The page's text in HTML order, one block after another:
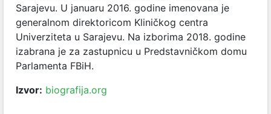
Sarajevu. U januaru 2016. godine imenovana je
generalnom direktoricom Kliničkog centra
Univerziteta u Sarajevu. Na izborima 2018. godine
izabrana je za zastupnicu u Predstavničkom domu
Parlamenta FBiH.
Izvor: biografija.org